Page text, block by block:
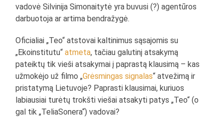
vadovė Silvinija Simonaitytė yra buvusi (?) agentūros
darbuotoja ar artima bendražygė.
Oficialiai „Teo“ atstovai kaltinimus sąsajomis su
„Ekoinstitutu“atmeta, tačiau galutinį atsakymą
pateiktų tik vieši atsakymai į paprastą klausimą – kas
užmokėjo už filmo „Grėsmingas signalas“ atvežimą ir
pristatymą Lietuvoje? Paprasti klausimai, kuriuos
labiausiai turėtų trokšti viešai atsakyti patys „Teo“ (o
gal tik „TeliaSonera“) vadovai?